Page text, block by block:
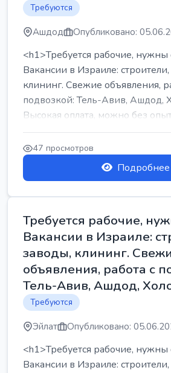
Требуются
Ашдод Опубликовано:
<h1>Требуется рабочие, нужны
Вакансии в Израиле:
клининг. Свежие объявления,
подвозкой: Тель-Авив, Ашдод,
Высокая оплата, можно без
...
47 просмотров
Подробнее
Требуется рабочие,
Вакансии в Израиле:
заводы, клининг.
объявления, работа с
Тель-Авив, Ашдод,
Требуются
Эйлат Опубликовано:
<h1>Требуется рабочие, нужны
Вакансии в Израиле: